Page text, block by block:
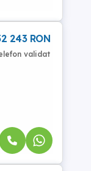
243 RON
validat